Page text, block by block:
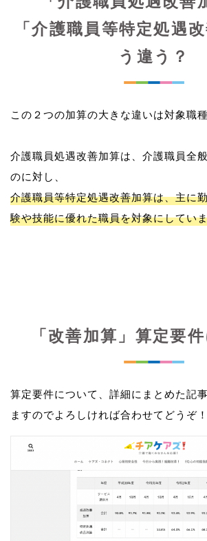
「介護職員等特定処遇
う違う？
この２つの加算の大きな違いは対象職
介護職員処遇改善加算は、介護職員全
介護職員等特定処遇改善加算は、主に
験や技能に優れた職員を対象にしてい
「改善加算」算定要
算定要件について、詳細にまとめた記
ますのでよろしければ合わせてどうぞ！